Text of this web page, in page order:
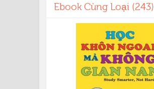
Ebook Cùng Loại (243)